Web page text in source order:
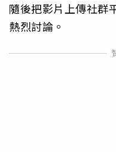
隨後把影片上傳社群
熱烈討論。